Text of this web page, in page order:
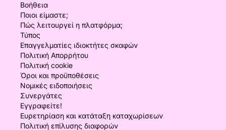
Βοήθεια
Ποιοι είμαστε;
Πώς λειτουργεί η πλατφόρμα;
Τύπος
Επαγγελματίες ιδιοκτήτες σκαφών
Πολιτική Απορρήτου
Πολιτική cookie
Όροι και προϋποθέσεις
Νομικές ειδοποιήσεις
Συνεργάτες
Εγγραφείτε!
Ευρετηρίαση και κατάταξη καταχωρίσεων
Πολιτική επίλυσης διαφορών